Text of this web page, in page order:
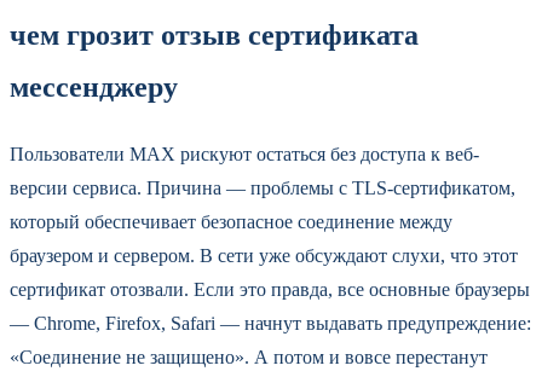
чем грозит отзыв сертификата
мессенджеру
Пользователи MAX рискуют остаться без доступа к веб-
версии сервиса. Причина — проблемы с TLS-сертификатом,
который обеспечивает безопасное соединение между
браузером и сервером. В сети уже обсуждают слухи, что этот
сертификат отозвали. Если это правда, все основные браузеры
— Chrome, Firefox, Safari — начнут выдавать предупреждение:
«Соединение не защищено». А потом и вовсе перестанут